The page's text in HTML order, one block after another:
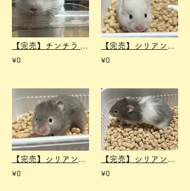
【完売】チンチラ ホワイト メス
¥0
【完売】シリアンハムスター ホワイトロング オス
¥0
【完売】シリアンハムスター グレーセーブルロング オス
¥0
【完売】シリアンハムスター グレーバンデットセーブルロング オス
¥0